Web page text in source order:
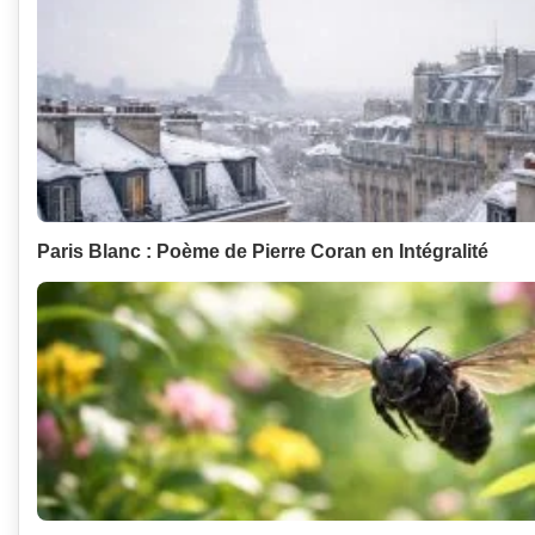
Paris Blanc : Poème de Pierre Coran en Intégralité